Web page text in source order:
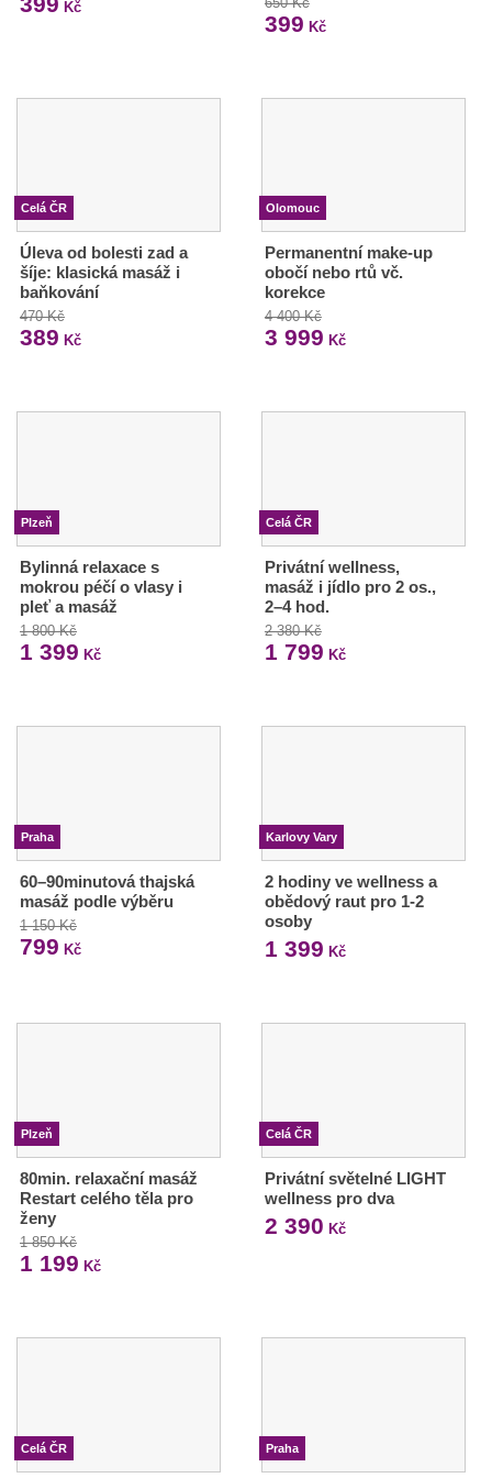
Kč
399 Kč
Celá ČR
Úleva od bolesti zad a
šíje: klasická masáž i
baňkování
470 Kč
389 Kč
Olomouc
Permanentní make-up
obočí nebo rtů vč.
korekce
4 400 Kč
3 999 Kč
Plzeň
Bylinná relaxace s
mokrou péčí o vlasy i
pleť a masáž
1 800 Kč
1 399 Kč
Celá ČR
Privátní wellness,
masáž i jídlo pro 2 os.,
2–4 hod.
2 380 Kč
1 799 Kč
Praha
60–90minutová thajská
masáž podle výběru
1 150 Kč
799 Kč
Karlovy Vary
2 hodiny ve wellness a
obědový raut pro 1-2
osoby
1 399 Kč
Plzeň
80min. relaxační masáž
Restart celého těla pro
ženy
1 850 Kč
1 199 Kč
Celá ČR
Privátní světelné LIGHT
wellness pro dva
2 390 Kč
Celá ČR Praha